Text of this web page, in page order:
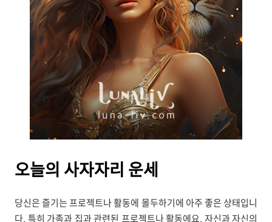
오늘의 사자자리 운세
당신은 즐기는 프로젝트나 활동에 몰두하기에 아주 좋은 상태입니
다. 특히 가족과 집과 관련된 프로젝트나 활동에요. 자신과 자신의